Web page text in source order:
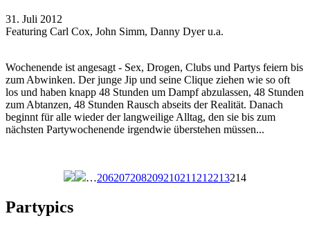
31. Juli 2012
Featuring Carl Cox, John Simm, Danny Dyer u.a.
Wochenende ist angesagt - Sex, Drogen, Clubs und Partys feiern bis
zum Abwinken. Der junge Jip und seine Clique ziehen wie so oft
los und haben knapp 48 Stunden um Dampf abzulassen, 48 Stunden
zum Abtanzen, 48 Stunden Rausch abseits der Realität. Danach
beginnt für alle wieder der langweilige Alltag, den sie bis zum
nächsten Partywochenende irgendwie überstehen müssen...
…206207208209210211 212213214
Partypics